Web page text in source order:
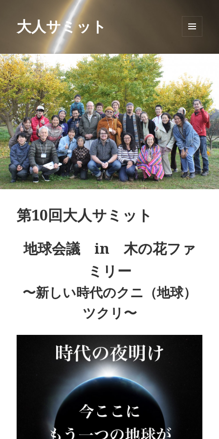
大人サミット
第10回大人サミット
地球会議 in 木の花ファ
ミリー
〜新しい時代のクニ（地球）
ツクリ〜